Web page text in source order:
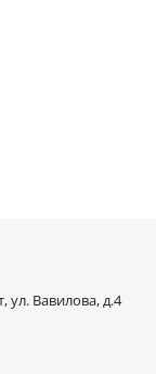
ул. Вавилова, д.4